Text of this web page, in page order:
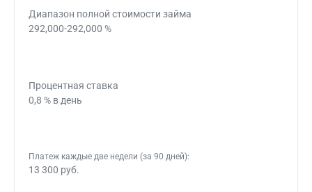
Диапазон полной стоимости займа
292,000-292,000 %
Процентная ставка
0,8 % в день
Платеж каждые две недели (за 90 дней):
13 300 руб.